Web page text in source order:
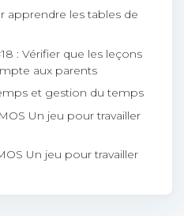
apprendre les tables de
: Vérifier que les leçons
aux parents
et gestion du temps
Un jeu pour travailler
Un jeu pour travailler